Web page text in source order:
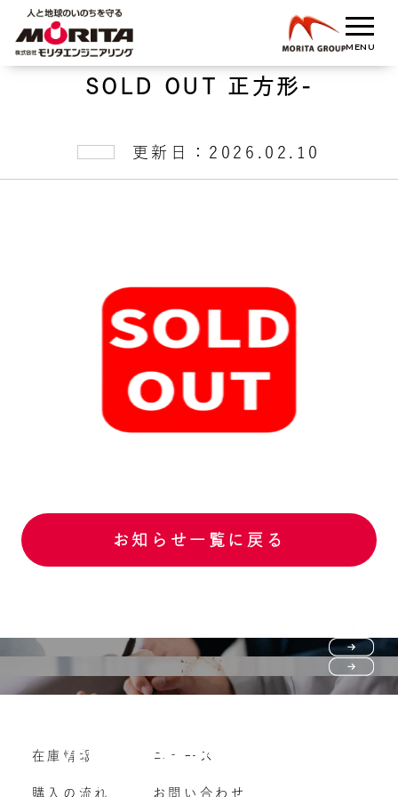
SOLD OUT 正方形-
更新日：2026.02.10
お知らせ一覧に戻る
購入の流れ
よくいただくご質問
Vehicle purchase
車両買い取り
在庫情報
購入の流れ
ニュース
お問い合わせ